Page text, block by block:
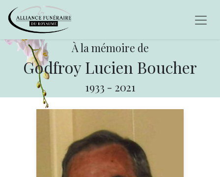
À la mémoire de
Godfroy Lucien Boucher
1933 - 2021